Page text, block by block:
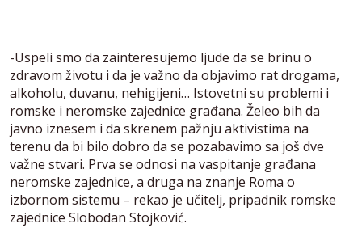
-Uspeli smo da zainteresujemo ljude da se brinu o
zdravom životu i da je važno da objavimo rat drogama,
alkoholu, duvanu, nehigijeni… Istovetni su problemi i
romske i neromske zajednice građana. Želeo bih da
javno iznesem i da skrenem pažnju aktivistima na
terenu da bi bilo dobro da se pozabavimo sa još dve
važne stvari. Prva se odnosi na vaspitanje građana
neromske zajednice, a druga na znanje Roma o
izbornom sistemu – rekao je učitelj, pripadnik romske
zajednice Slobodan Stojković.